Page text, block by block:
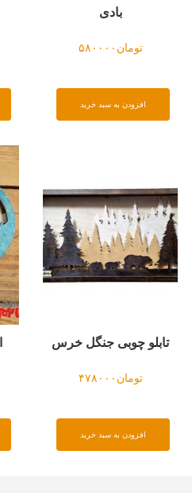
بادی
تومان ۵۸۰۰۰۰
افزودن به سبد خرید
تابلو چوبی جنگل خرس
تومان ۴۷۸۰۰۰
افزودن به سبد خرید